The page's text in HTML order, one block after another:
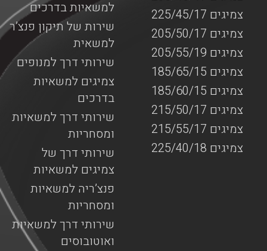
למשאיות בדרכים
שירות של תיקון פנצ’ר
למשאית
שירותי דרך למנופים
צמיגים למשאיות
בדרכים
שירותי דרך למשאיות
ומסחריות
שירותי דרך של
צמיגים למשאיות
פנצ’ריה למשאיות
ומסחריות
שירותי דרך למשאיות
ואוטובוסים
צמיגים 225/45/17
צמיגים 205/50/17
צמיגים 205/55/19
צמיגים 185/65/15
צמיגים 185/60/15
צמיגים 215/50/17
צמיגים 215/55/17
צמיגים 225/40/18